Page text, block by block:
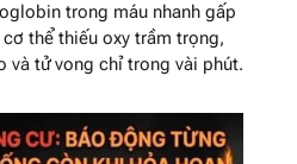
trong máu nhanh gấp
thể thiếu oxy trầm trọng,
và tử vong chỉ trong vài phút.